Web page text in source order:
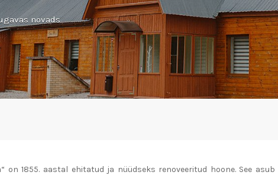
novads
on 1855. aastal ehitatud ja nüüdseks renoveeritud hoone. See asub